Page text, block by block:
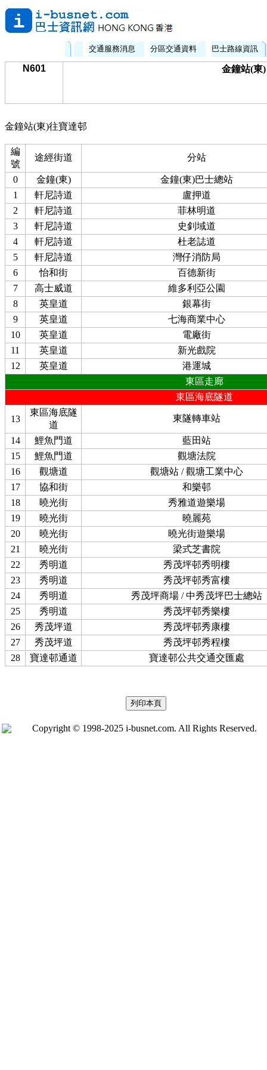
交通服務消息 分區交通資料 巴士路線資訊
N601 金鐘站(東
金鐘站(東)往寶達邨
編
號
途經街道 分站
0 金鐘(東)
金鐘(東)巴士總站
1
軒尼詩道
盧押道
2
軒尼詩道
菲林明道
3
軒尼詩道
史釗域道
4
軒尼詩道
杜老誌道
5
軒尼詩道
灣仔消防局
6
怡和街
百德新街
7
高士威道
維多利亞公園
8
英皇道
銀幕街
9
英皇道
七海商業中心
10
英皇道
電廠街
11
英皇道
新光戲院
12
英皇道
港運城
東區走廊
東區海底隧道
13
東區海底隧
道
東隧轉車站
14 鯉魚門道
藍田站
15
鯉魚門道
觀塘法院
16
觀塘道
觀塘站 / 觀塘工業中心
17
協和街
和樂邨
18
曉光街
秀雅道遊樂場
19
曉光街
曉麗苑
20
曉光街
曉光街遊樂場
21
曉光街
梁式芝書院
22
秀明道
秀茂坪邨秀明樓
23
秀明道
秀茂坪邨秀富樓
24
秀明道
秀茂坪商場 / 中秀茂坪巴士總站
25
秀明道
秀茂坪邨秀樂樓
26
秀茂坪道
秀茂坪邨秀康樓
27
秀茂坪道
秀茂坪邨秀程樓
28
寶達邨通道 寶達邨公共交通交匯處
Copyright © 1998-2025 i-busnet.com. All Rights Reserved.